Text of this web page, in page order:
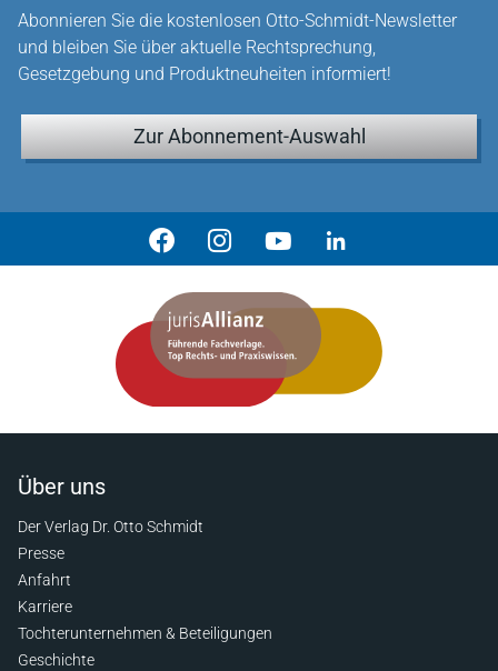
Abonnieren Sie die kostenlosen Otto-Schmidt-Newsletter
und bleiben Sie über aktuelle Rechtsprechung,
Gesetzgebung und Produktneuheiten informiert!
Zur Abonnement-Auswahl
Über uns
Der Verlag Dr. Otto Schmidt
Presse
Anfahrt
Karriere
Tochterunternehmen & Beteiligungen
Geschichte